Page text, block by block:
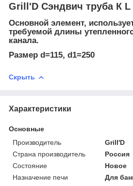
Grill'D Сэндвич труба К L
Основной элемент,
требуемой длины
канала.
Размер d=115, d1=250
Скрыть
Характеристики
Основные
Производитель
Grill'D
Страна производитель
Россия
Состояние
Новое
Назначение печи
Для